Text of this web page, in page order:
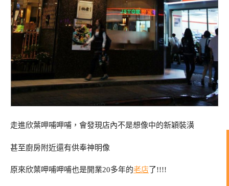
走進欣葉呷哺呷哺，會發現店內不是想像中的新穎裝潢
甚至廚房附近還有供奉神明像
原來欣葉呷哺呷哺也是開業20多年的老店了!!!!